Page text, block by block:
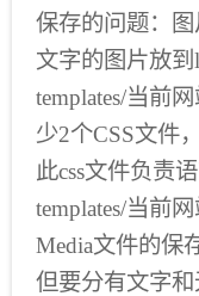
保存的问题：
文字的图片放到
templates/当前
少2个CSS文件
此css文件负责
templates/当前
Media文件的保
但要分有文字